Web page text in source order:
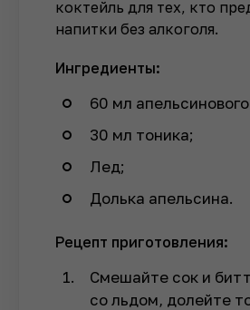
коктейль для тех, кто
напитки без алкоголя.
Ингредиенты:
60 мл
30 мл тоника;
Лед;
Долька апельсина.
Рецепт приготовления:
Смешайте сок и
со льдом, долейте